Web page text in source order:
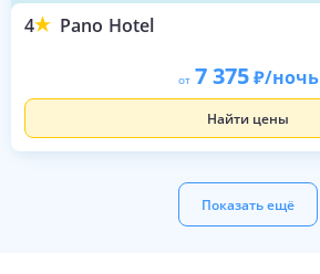
4 Pano Hotel
от 7 375 /ночь
Найти цены
Показать ещё